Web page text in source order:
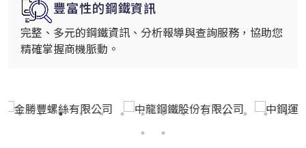
豐富性的鋼鐵資訊
完整、多元的鋼鐵資訊、分析報導與查詢服務，協助您
精確掌握商機脈動。